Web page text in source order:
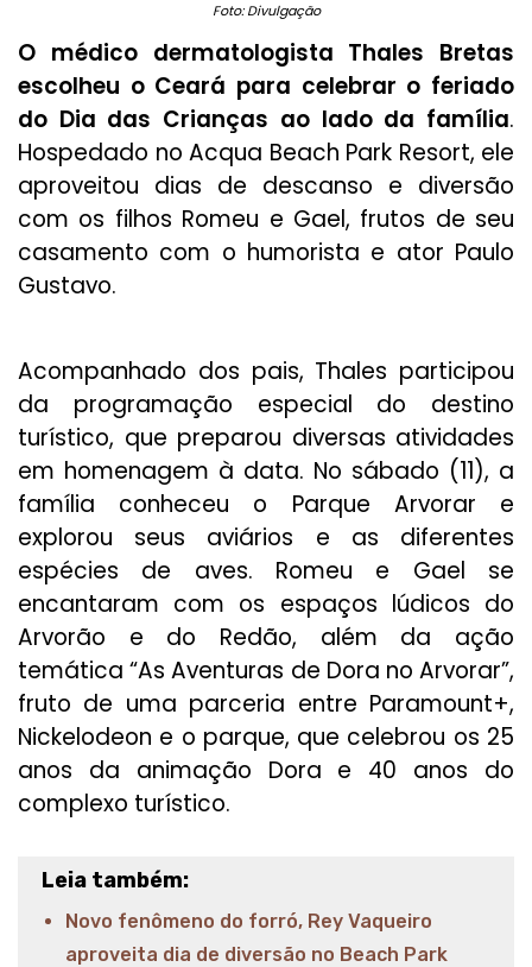
Foto: Divulgação
O médico dermatologista Thales Bretas
escolheu o Ceará para celebrar o feriado
do Dia das Crianças ao lado da família.
Hospedado no Acqua Beach Park Resort, ele
aproveitou dias de descanso e diversão
com os filhos Romeu e Gael, frutos de seu
casamento com o humorista e ator Paulo
Gustavo.
Acompanhado dos pais, Thales participou
da programação especial do destino
turístico, que preparou diversas atividades
em homenagem à data. No sábado (11), a
família conheceu o Parque Arvorar e
explorou seus aviários e as diferentes
espécies de aves. Romeu e Gael se
encantaram com os espaços lúdicos do
Arvorão e do Redão, além da ação
temática “As Aventuras de Dora no Arvorar”,
fruto de uma parceria entre Paramount+,
Nickelodeon e o parque, que celebrou os 25
anos da animação Dora e 40 anos do
complexo turístico.
Leia também:
Novo fenômeno do forró, Rey Vaqueiro
aproveita dia de diversão no Beach Park